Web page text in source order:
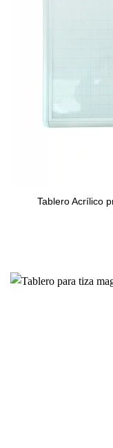
Tablero Acrílico